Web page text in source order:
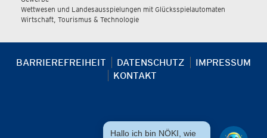
Wettwesen und Landesausspielungen mit Glücksspielautomaten
Wirtschaft, Tourismus & Technologie
BARRIEREFREIHEIT DATENSCHUTZ
IMPRESSUM
KONTAKT
Hallo ich bin NÖKI, wie